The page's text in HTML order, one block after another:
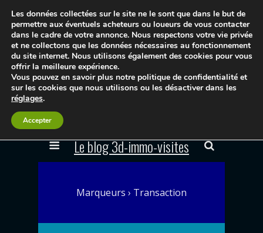
Le blog 3d-immo-visites
Marqueurs › Transaction
Les données collectées sur le site ne le sont que dans le but de
permettre aux éventuels acheteurs ou loueurs de vous contacter
dans le cadre de votre annonce. Nous respectons votre vie privée
et ne collectons que les données nécessaires au fonctionnement
du site internet. Nous utilisons également des cookies pour vous
offrir la meilleure expérience.
Vous pouvez en savoir plus notre politique de confidentialité et
sur les cookies que nous utilisons ou les désactiver dans les
réglages.
Accepter